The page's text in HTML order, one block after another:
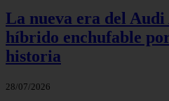
La nueva era del
híbrido enchufable
historia
28/07/2026